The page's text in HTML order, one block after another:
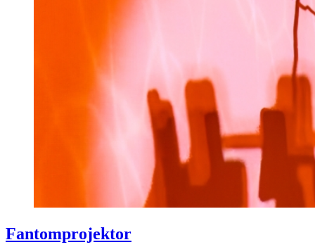
Fantomprojektor